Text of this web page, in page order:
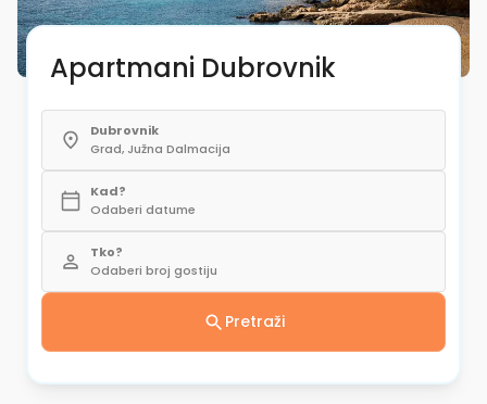
Apartmani Dubrovnik
Dubrovnik
Grad, Južna Dalmacija
Kad?
Odaberi datume
Tko?
Odaberi broj gostiju
Pretraži